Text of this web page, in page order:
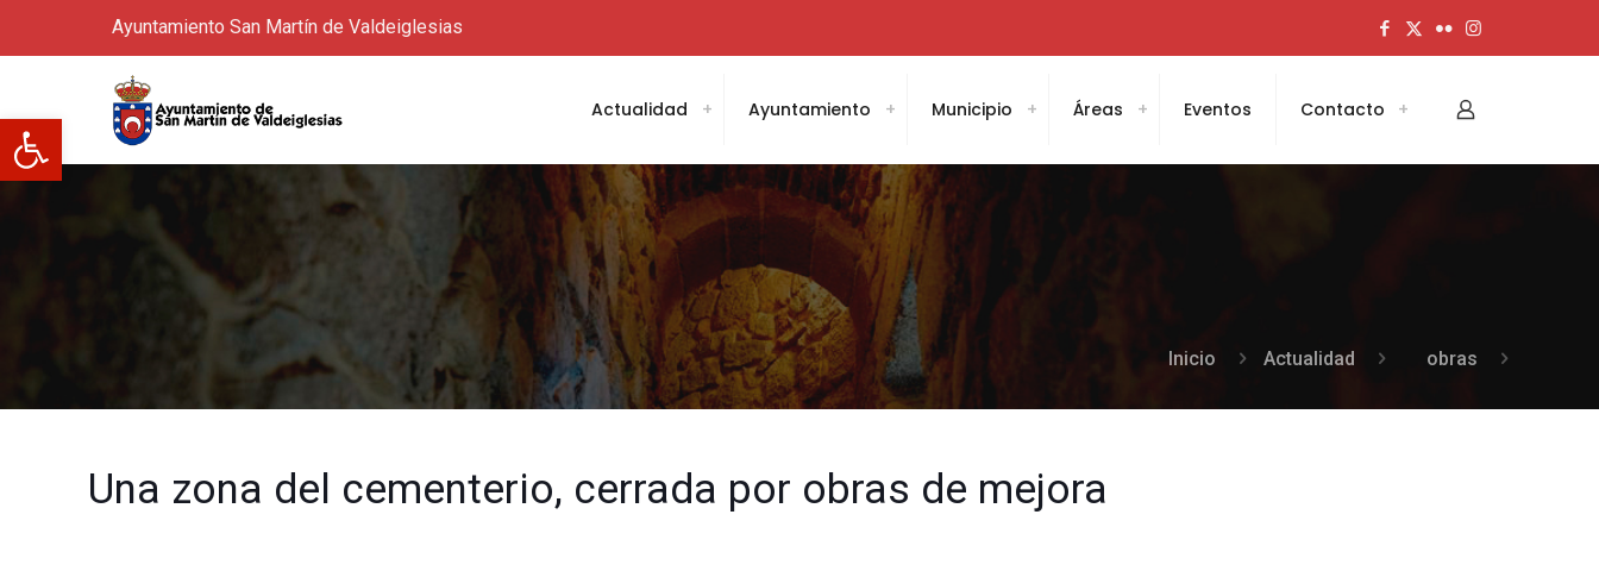
Abrir barra de herramientas
Ayuntamiento San Martín de Valdeiglesias
Actualidad Ayuntamiento Municipio Áreas Eventos Contacto
Inicio Actualidad obras
Una zona del cementerio, cerrada por obras de mejora